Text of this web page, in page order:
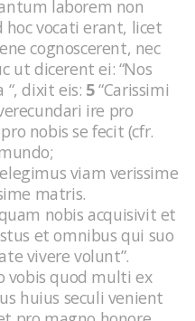
laborem non
vocati erant, licet
cognoscerent, nec
ut dicerent ei: “Nos
dixit eis: 5“Carissimi
ire pro
nobis se fecit (cfr.
viam verissime
matris.
nobis acquisivit et
et omnibus qui suo
vivere volunt”.
vobis quod multi ex
huius seculi venient